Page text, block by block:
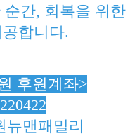
간, 회복을 위한
합니다.
후원계좌>
맨패밀리